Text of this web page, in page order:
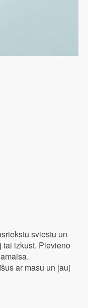
sviestu un
izkust. Pievieno
ar masu un ļauj